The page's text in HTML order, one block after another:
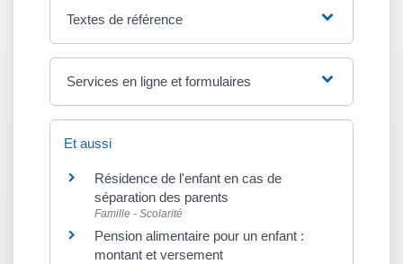
Textes de référence
Services en ligne et formulaires
Et aussi
Résidence de l'enfant en cas de
séparation des parents
Famille - Scolarité
Pension alimentaire pour un enfant :
montant et versement